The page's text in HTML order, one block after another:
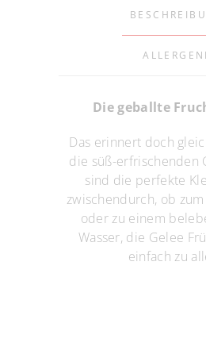
Die geballte
Das erinnert doch
die süß-erfrischenden
sind die perfekte
zwischendurch, ob
oder zu einem
Wasser, die Gelee
einfach zu